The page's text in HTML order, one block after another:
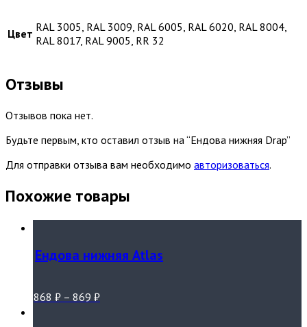
Цвет RAL 3005, RAL 3009, RAL 6005, RAL 6020, RAL 8004,
RAL 8017, RAL 9005, RR 32
Отзывы
Отзывов пока нет.
Будьте первым, кто оставил отзыв на “Ендова нижняя Drap”
Для отправки отзыва вам необходимо авторизоваться.
Похожие товары
Ендова нижняя Atlas
868 ₽ – 869 ₽